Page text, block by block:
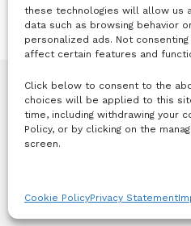
these technologies will allow us
data such as browsing behavior
personalized ads. Not
affect certain features and
Click below to consent to the
choices will be applied to this
time, including withdrawing your
Policy, or by clicking on the
screen.
Cookie PolicyPrivacy Statement